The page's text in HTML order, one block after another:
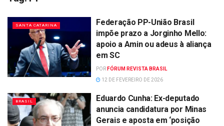
SANTA CATARINA
Federação PP-União Brasil
impõe prazo a Jorginho Mello:
apoio a Amin ou adeus à aliança
em SC
POR FÓRUM REVISTA BRASIL
12 DE FEVEREIRO DE 2026
BRASIL
Eduardo Cunha: Ex-deputado
anuncia candidatura por Minas
Gerais e aposta em ‘posição